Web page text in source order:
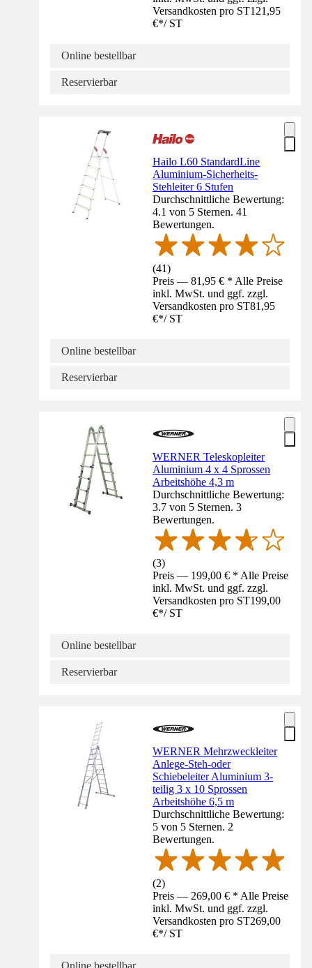
Versandkosten pro ST121,95
€*/ ST
Online bestellbar
Reservierbar
Hailo L60 StandardLine
Aluminium-Sicherheits-
Stehleiter 6 Stufen
Durchschnittliche Bewertung:
4.1 von 5 Sternen. 41
Bewertungen.
(41)
Preis — 81,95 € * Alle Preise
inkl. MwSt. und ggf. zzgl.
Versandkosten pro ST81,95
€*/ ST
Online bestellbar
Reservierbar
WERNER Teleskopleiter
Aluminium 4 x 4 Sprossen
Arbeitshöhe 4,3 m
Durchschnittliche Bewertung:
3.7 von 5 Sternen. 3
Bewertungen.
(3)
Preis — 199,00 € * Alle Preise
inkl. MwSt. und ggf. zzgl.
Versandkosten pro ST199,00
€*/ ST
Online bestellbar
Reservierbar
WERNER Mehrzweckleiter
Anlege-Steh-oder
Schiebeleiter Aluminium 3-
teilig 3 x 10 Sprossen
Arbeitshöhe 6,5 m
Durchschnittliche Bewertung:
5 von 5 Sternen. 2
Bewertungen.
(2)
Preis — 269,00 € * Alle Preise
inkl. MwSt. und ggf. zzgl.
Versandkosten pro ST269,00
€*/ ST